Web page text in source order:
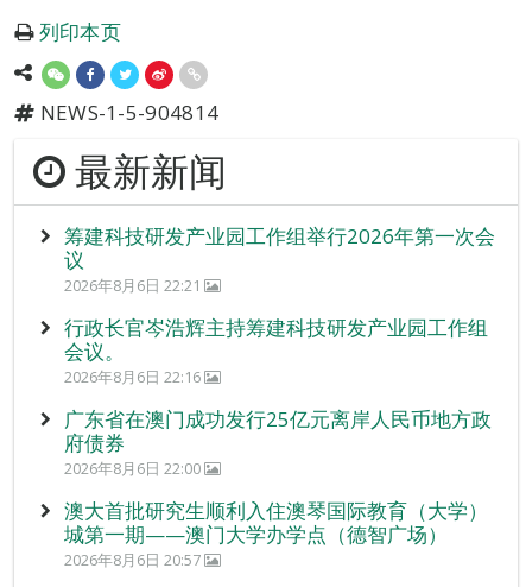
列印本页
NEWS-1-5-904814
最新新闻
筹建科技研发产业园工作组举行2026年第一次会
议
2026年8月6日 22:21
行政长官岑浩辉主持筹建科技研发产业园工作组
会议。
2026年8月6日 22:16
广东省在澳门成功发行25亿元离岸人民币地方政
府债券
2026年8月6日 22:00
澳大首批研究生顺利入住澳琴国际教育（大学）
城第一期——澳门大学办学点（德智广场）
2026年8月6日 20:57